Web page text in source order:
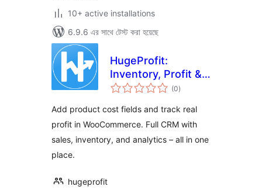
10+ active installations
6.9.6 এর সাথে টেস্ট করা হয়েছে
HugeProfit:
Inventory, Profit &
Finance – CRM for
(0total
ratings
)
Add product cost fields and track real
profit in WooCommerce. Full CRM with
sales, inventory, and analytics – all in one
place.
hugeprofit